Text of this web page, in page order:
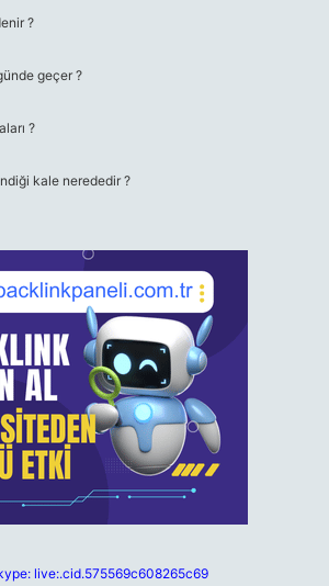
?
geçer ?
?
kale nerededir ?
live:.cid.575569c608265c69